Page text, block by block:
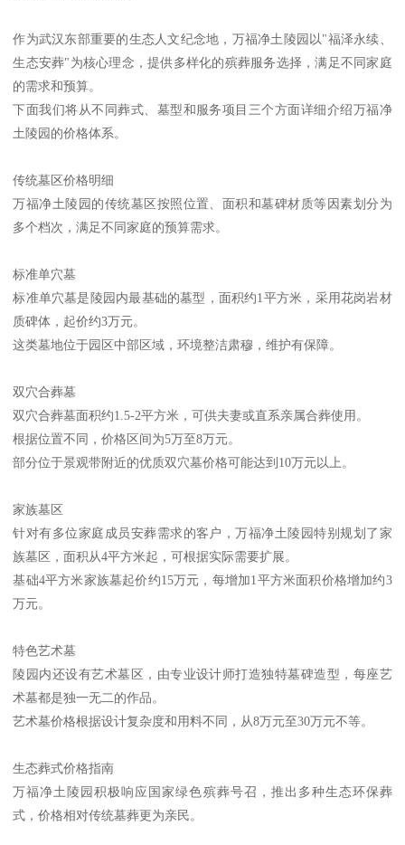
作为武汉东部重要的生态人文纪念地，万福净土陵园以"福泽永续、
生态安葬"为核心理念，提供多样化的殡葬服务选择，满足不同家庭
的需求和预算。
下面我们将从不同葬式、墓型和服务项目三个方面详细介绍万福净
土陵园的价格体系。
传统墓区价格明细
万福净土陵园的传统墓区按照位置、面积和墓碑材质等因素划分为
多个档次，满足不同家庭的预算需求。
标准单穴墓
标准单穴墓是陵园内最基础的墓型，面积约1平方米，采用花岗岩材
质碑体，起价约3万元。
这类墓地位于园区中部区域，环境整洁肃穆，维护有保障。
双穴合葬墓
双穴合葬墓面积约1.5-2平方米，可供夫妻或直系亲属合葬使用。
根据位置不同，价格区间为5万至8万元。
部分位于景观带附近的优质双穴墓价格可能达到10万元以上。
家族墓区
针对有多位家庭成员安葬需求的客户，万福净土陵园特别规划了家
族墓区，面积从4平方米起，可根据实际需要扩展。
基础4平方米家族墓起价约15万元，每增加1平方米面积价格增加约3
万元。
特色艺术墓
陵园内还设有艺术墓区，由专业设计师打造独特墓碑造型，每座艺
术墓都是独一无二的作品。
艺术墓价格根据设计复杂度和用料不同，从8万元至30万元不等。
生态葬式价格指南
万福净土陵园积极响应国家绿色殡葬号召，推出多种生态环保葬
式，价格相对传统墓葬更为亲民。